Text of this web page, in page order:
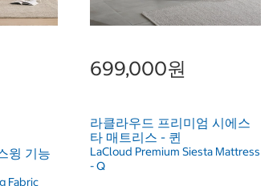
윙 기능
Fabric
699,000원
라클라우드 프리미엄 시에스
타 매트리스 - 퀸
LaCloud Premium Siesta Mattress
- Q